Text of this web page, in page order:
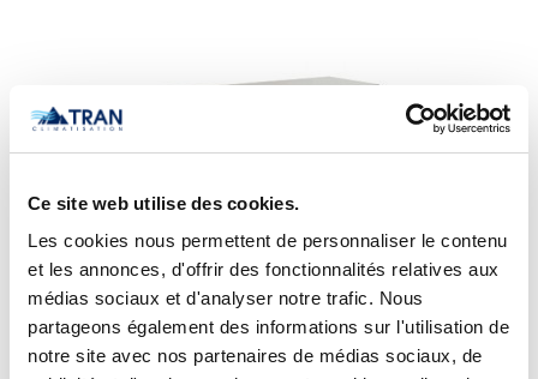
Ce site web utilise des cookies.
Les cookies nous permettent de personnaliser le contenu
et les annonces, d'offrir des fonctionnalités relatives aux
médias sociaux et d'analyser notre trafic. Nous
partageons également des informations sur l'utilisation de
notre site avec nos partenaires de médias sociaux, de